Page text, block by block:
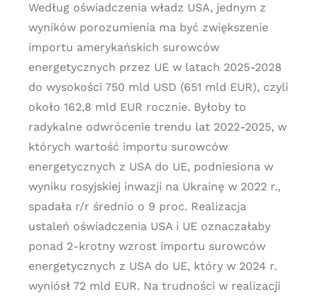
Według oświadczenia władz USA, jednym z
wyników porozumienia ma być zwiększenie
importu amerykańskich surowców
energetycznych przez UE w latach 2025-2028
do wysokości 750 mld USD (651 mld EUR), czyli
około 162,8 mld EUR rocznie. Byłoby to
radykalne odwrócenie trendu lat 2022-2025, w
których wartość importu surowców
energetycznych z USA do UE, podniesiona w
wyniku rosyjskiej inwazji na Ukrainę w 2022 r.,
spadała r/r średnio o 9 proc. Realizacja
ustaleń oświadczenia USA i UE oznaczałaby
ponad 2-krotny wzrost importu surowców
energetycznych z USA do UE, który w 2024 r.
wyniósł 72 mld EUR. Na trudności w realizacji